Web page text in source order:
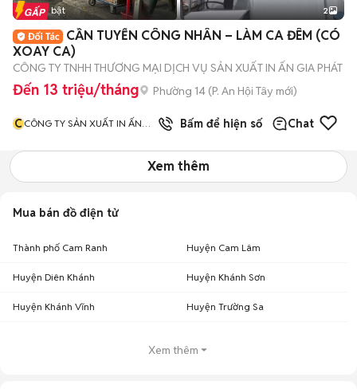
Tin nổi bật 2
CẦN TUYỂN CÔNG NHÂN – LÀM CA ĐÊM (CÓ
XOAY CA)
CÔNG TY TNHH THƯƠNG MẠI DỊCH VỤ SẢN XUẤT IN ẤN GIA PHÁT
Đến 13 triệu/tháng Phường 14 (P. An Hội Tây mới)
CCÔNG TY SẢN XUẤT IN ẤN
Bấm để hiện số Chat
Xem thêm
Mua bán đồ điện tử
Thành phố Cam Ranh Huyện Cam Lâm
Huyện Diên Khánh Huyện Khánh Sơn
Huyện Khánh Vĩnh Huyện Trường Sa
Xem thêm